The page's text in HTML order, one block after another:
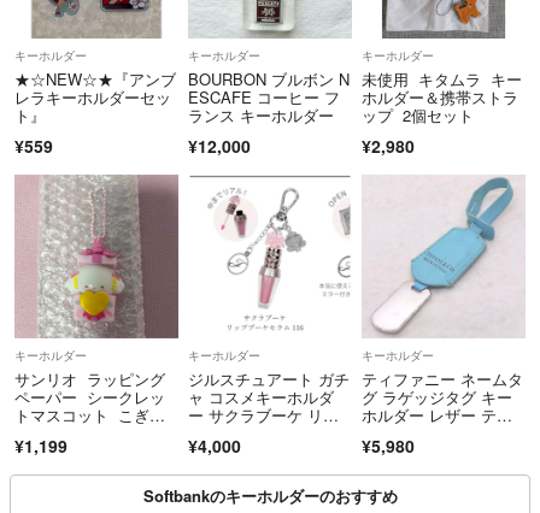
キーホルダー
★☆NEW☆★『アンブ
レラキーホルダーセッ
ト』
¥559
キーホルダー
BOURBON ブルボン N
ESCAFE コーヒー フ
ランス キーホルダー
¥12,000
キーホルダー
未使用 キタムラ キー
ホルダー＆携帯ストラ
ップ 2個セット
¥2,980
キーホルダー
サンリオ ラッピング
ペーパー シークレッ
トマスコット こぎみ
送
¥1,199
キーホルダー
ジルスチュアート ガチ
ャ コスメキーホルダ
ー サクラブーケ リッ
¥4,000
キーホルダー
ティファニー ネームタ
グ ラゲッジタグ キー
ホルダー レザー ティ
ー Hiroko刻印
¥5,980
Softbankのキーホルダーのおすすめ